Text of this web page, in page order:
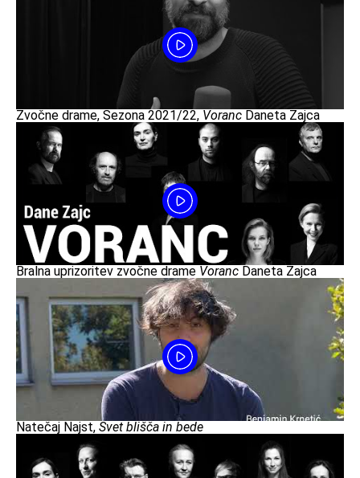
Zvočne drame, Sezona 2021/22, Voranc Daneta Zajca
Bralna uprizoritev zvočne drame Voranc Daneta Zajca
Natečaj Najst, Svet blišča in bede